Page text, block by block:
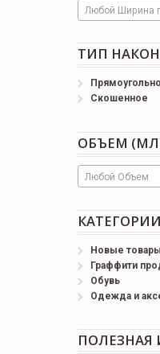
Любой Ширина
ТИП
Скошенное
ОБЪЕМ
Любой Объем
Новые товары
Граффити
Обувь
Одежда и